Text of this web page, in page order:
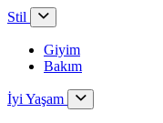
Stil
Giyim
Bakım
İyi Yaşam